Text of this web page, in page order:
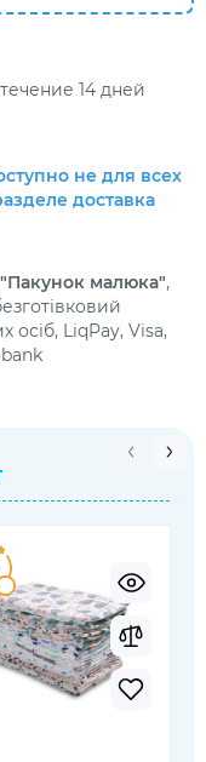
14 дней
не для всех
доставка
"Пакунок малюка",
осіб, LiqPay, Visa,